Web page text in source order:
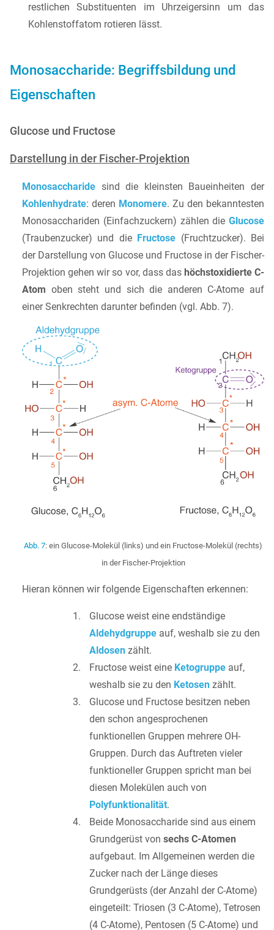
restlichen Substituenten im Uhrzeigersinn um das
Kohlenstoffatom rotieren lässt.
Monosaccharide: Begriffsbildung und
Eigenschaften
Glucose und Fructose
Darstellung in der Fischer-Projektion
Monosaccharide sind die kleinsten Baueinheiten der
Kohlenhydrate: deren Monomere. Zu den bekanntesten
Monosacchariden (Einfachzuckern) zählen die Glucose
(Traubenzucker) und die Fructose (Fruchtzucker). Bei
der Darstellung von Glucose und Fructose in der Fischer-
Projektion gehen wir so vor, dass das höchstoxidierte C-
Atom oben steht und sich die anderen C-Atome auf
einer Senkrechten darunter befinden (vgl. Abb. 7).
Abb. 7: ein Glucose-Molekül (links) und ein Fructose-Molekül (rechts)
in der Fischer-Projektion
Hieran können wir folgende Eigenschaften erkennen:
Glucose weist eine endständige
Aldehydgruppe auf, weshalb sie zu den
Aldosen zählt.
Fructose weist eine Ketogruppe auf,
weshalb sie zu den Ketosen zählt.
Glucose und Fructose besitzen neben
den schon angesprochenen
funktionellen Gruppen mehrere OH-
Gruppen. Durch das Auftreten vieler
funktioneller Gruppen spricht man bei
diesen Molekülen auch von
Polyfunktionalität.
Beide Monosaccharide sind aus einem
Grundgerüst von sechs C-Atomen
aufgebaut. Im Allgemeinen werden die
Zucker nach der Länge dieses
Grundgerüsts (der Anzahl der C-Atome)
eingeteilt: Triosen (3 C-Atome), Tetrosen
(4 C-Atome), Pentosen (5 C-Atome) und